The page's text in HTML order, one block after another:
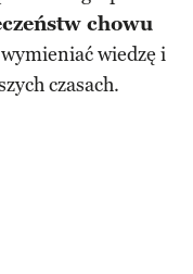
chowu
wiedzę i
czasach.